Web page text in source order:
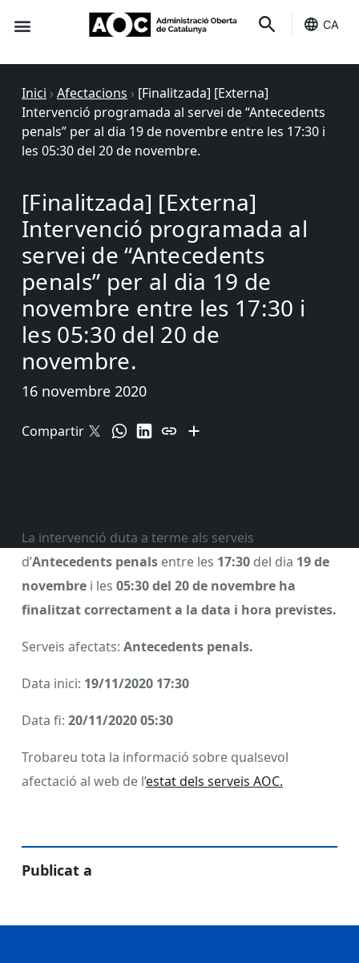
CA
Inici › Afectacions › [Finalitzada] [Externa]
Intervenció programada al servei de “Antecedents
penals” per al dia 19 de novembre entre les 17:30 i
les 05:30 del 20 de novembre.
[Finalitzada] [Externa]
Intervenció programada al
servei de “Antecedents
penals” per al dia 19 de
novembre entre les 17:30 i
les 05:30 del 20 de
novembre.
16 novembre 2020
Compartir
La intervenció duta a terme als serveis
d’Antecedents penals entre les 17:30 del dia 19de
novembre i les 05:30 del 20 de novembre ha
finalitzat correctament a la data i hora previstes.
Serveis afectats: Antecedents penals.
Data inici: 19/11/2020 17:30
Data fi: 20/11/2020 05:30
Trobareu tota la informació sobre qualsevol
afectació al web de l’estat dels serveis AOC.
Publicat a